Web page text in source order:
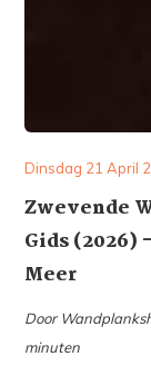
Dinsdag 21 April
Zwevende
Gids (2026)
Meer
Door
minuten